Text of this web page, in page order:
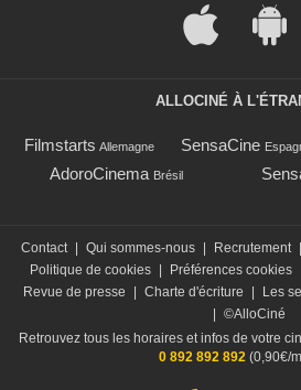
ALLOCINÉ À
Filmstarts Allemagne SensaCine
AdoroCinema Brésil
Contact Qui sommes-nous Recrutement
Politique de cookies
Préférences cookies
Revue de presse
Charte d'écriture Les
©AlloCiné
Retrouvez tous les horaires et infos de votre
0 892 892 892(0,90€/